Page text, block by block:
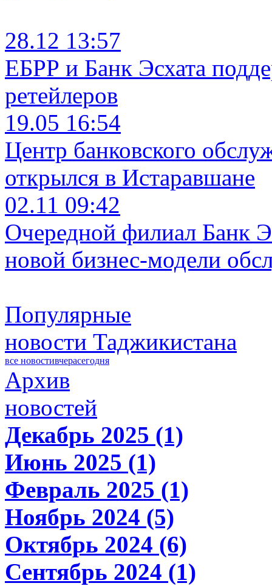
28.12 13:57
ЕБРР и Банк Эсхата
ретейлеров
19.05 16:54
Центр банковского
открылся в Истаравшане
02.11 09:42
Очередной филиал Банк
новой бизнес-модели
Популярные
новости Таджикистана
все новостивчерасегодня
Архив
новостей
Декабрь 2025 (1)
Июнь 2025 (1)
Февраль 2025 (1)
Ноябрь 2024 (5)
Октябрь 2024 (6)
Сентябрь 2024 (1)